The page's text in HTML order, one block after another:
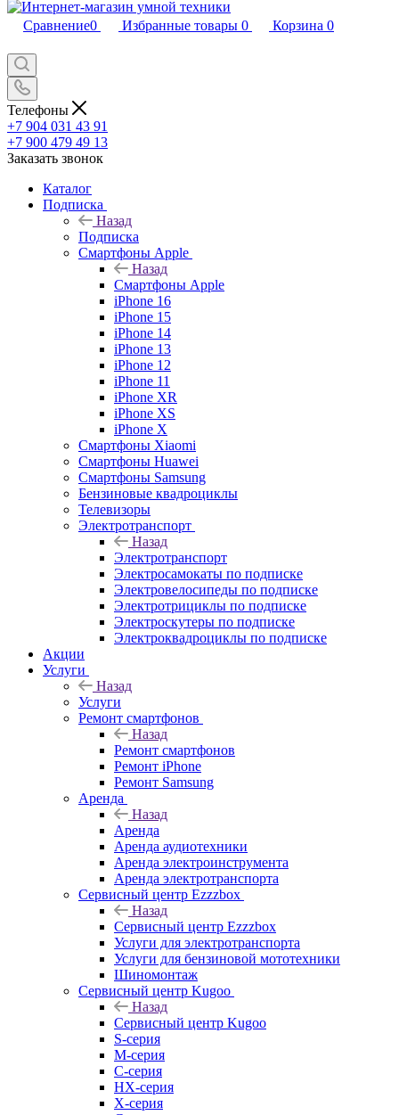
Сравнение0 Избранные товары 0 Корзина 0
Телефоны
+7 904 031 43 91
+7 900 479 49 13
Заказать звонок
Каталог
Подписка
Назад
Подписка
Смартфоны Apple
Назад
Смартфоны Apple
iPhone 16
iPhone 15
iPhone 14
iPhone 13
iPhone 12
iPhone 11
iPhone XR
iPhone XS
iPhone X
Смартфоны Xiaomi
Смартфоны Huawei
Смартфоны Samsung
Бензиновые квадроциклы
Телевизоры
Электротранспорт
Назад
Электротранспорт
Электросамокаты по подписке
Электровелосипеды по подписке
Электротрициклы по подписке
Электроскутеры по подписке
Электроквадроциклы по подписке
Акции
Услуги
Назад
Услуги
Ремонт смартфонов
Назад
Ремонт смартфонов
Ремонт iPhone
Ремонт Samsung
Аренда
Назад
Аренда
Аренда аудиотехники
Аренда электроинструмента
Аренда электротранспорта
Сервисный центр Ezzzbox
Назад
Сервисный центр Ezzzbox
Услуги для электротранспорта
Услуги для бензиновой мототехники
Шиномонтаж
Сервисный центр Kugoo
Назад
Сервисный центр Kugoo
S-cерия
M-серия
С-серия
HX-серия
X-серия